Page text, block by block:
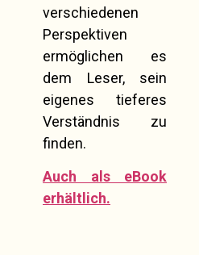
verschiedenen
Perspektiven
ermöglichen es
dem Leser, sein
eigenes tieferes
Verständnis zu
finden.
Auch als eBook
erhältlich.